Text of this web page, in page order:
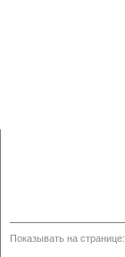
Показывать на странице: